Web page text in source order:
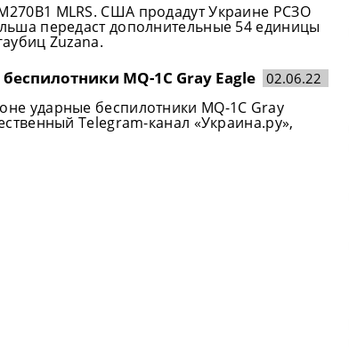
MLRS. США продадут Украине РСЗО
передаст дополнительные 54 единицы
Zuzana.
MQ-1C Gray Eagle 02.06.22
ударные беспилотники MQ-1C Gray
Telegram-канал «Украина.ру»,